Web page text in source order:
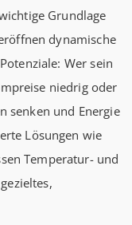
Grundlage
dynamische
Wer sein
niedrig oder
senken und Energie
Lösungen wie
Temperatur- und